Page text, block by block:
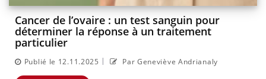
Cancer de l’ovaire : un test sanguin pour
déterminer la réponse à un traitement
particulier
Publié le 12.11.2025 | Par Geneviève Andrianaly